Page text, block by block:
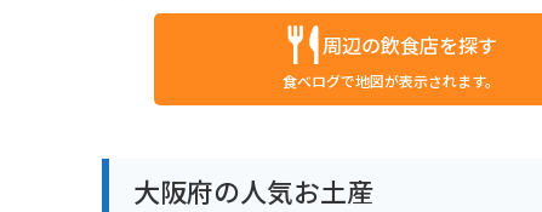
周辺の飲食店を探す
食べログで地図が表示されます。
大阪府の人気お土産